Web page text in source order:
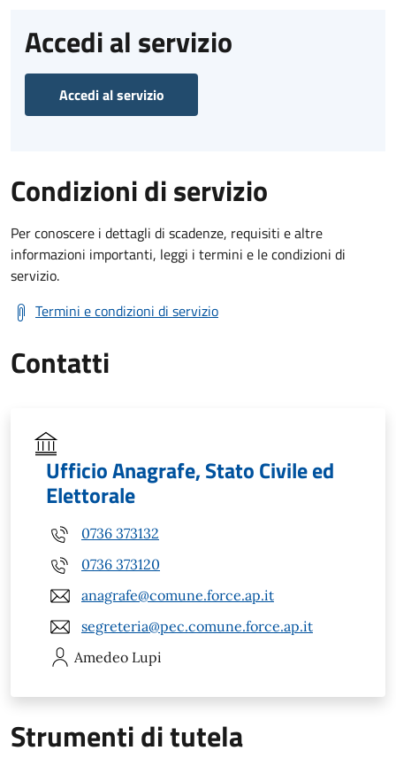
Accedi al servizio
Accedi al servizio
Condizioni di servizio
Per conoscere i dettagli di scadenze, requisiti e altre
informazioni importanti, leggi i termini e le condizioni di
servizio.
Termini e condizioni di servizio
Contatti
Ufficio Anagrafe, Stato Civile ed
Elettorale
0736 373132
0736 373120
anagrafe@comune.force.ap.it
segreteria@pec.comune.force.ap.it
Amedeo Lupi
Strumenti di tutela